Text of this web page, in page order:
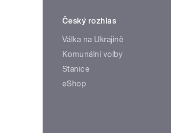
Český rozhlas
Válka na Ukrajině
Komunální volby
Stanice
eShop